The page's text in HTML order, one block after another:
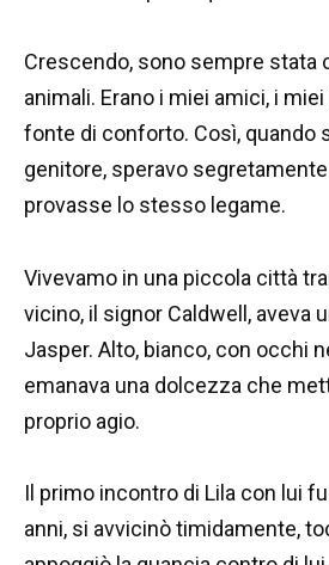
Crescendo, sono sempre stata
animali. Erano i miei amici, i
fonte di conforto. Così, quando
genitore, speravo
provasse lo stesso legame.
Vivevamo in una piccola città
vicino, il signor Caldwell, aveva
Jasper. Alto, bianco, con occhi
emanava una dolcezza che
proprio agio.
Il primo incontro di Lila con lui
anni, si avvicinò timidamente,